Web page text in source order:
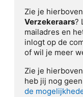
Zie je
Verzekeraars?
mailadres en
inlogt op de
of wil je meer
Zie je
heb jij nog
de